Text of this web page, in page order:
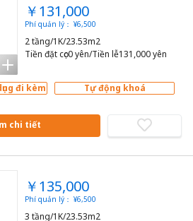
￥131,000
Phí quản lý： ¥6,500
2 tầng/1K/23.53m2
Tiền đặt cọc0 yên/Tiền lễ131,000 yên
đi kèm Tự động khoá
chi tiết
￥135,000
Phí quản lý： ¥6,500
3 tầng/1K/23.53m2